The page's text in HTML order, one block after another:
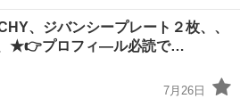
、ジバンシープレート２枚、、
★👉プロフィ―ル必読で…
7月26日